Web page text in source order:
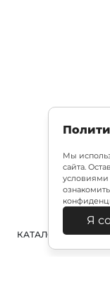
КАТАЛОГ
Мы
сайта.
условиями
Я